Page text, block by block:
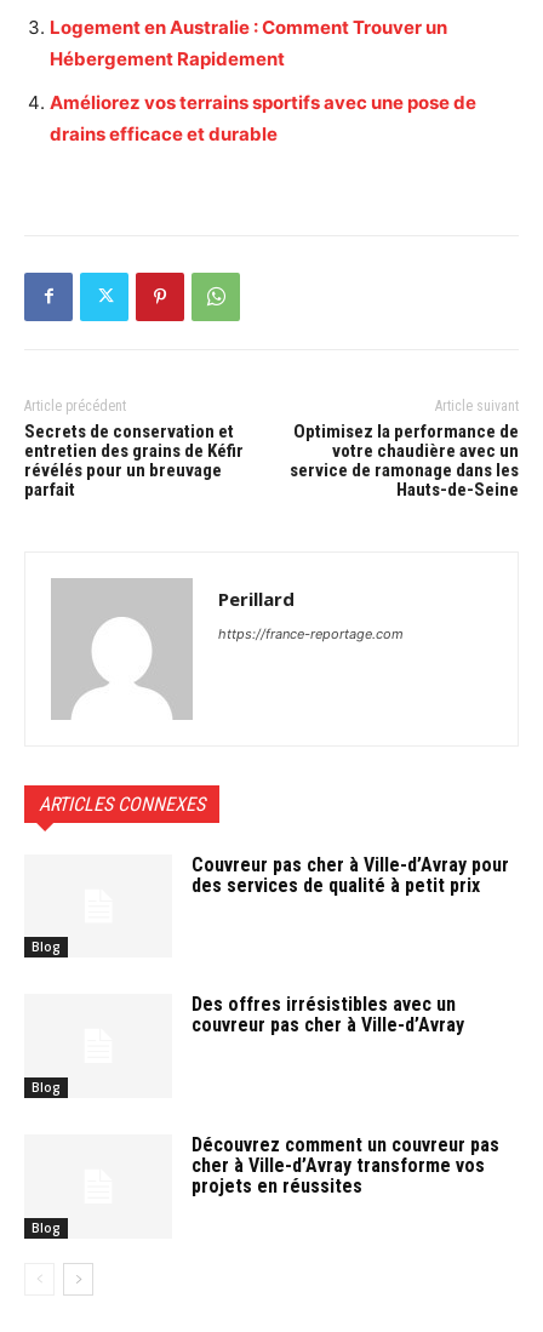
Logement en Australie : Comment Trouver un
Hébergement Rapidement
Améliorez vos terrains sportifs avec une pose de
drains efficace et durable
Article précédent
Secrets de conservation et
entretien des grains de Kéfir
révélés pour un breuvage
parfait
Article suivant
Optimisez la performance de
votre chaudière avec un
service de ramonage dans les
Hauts-de-Seine
Perillard
https://france-reportage.com
ARTICLES CONNEXES
Blog
Couvreur pas cher à Ville-d’Avray pour
des services de qualité à petit prix
Blog
Des offres irrésistibles avec un
couvreur pas cher à Ville-d’Avray
Blog
Découvrez comment un couvreur pas
cher à Ville-d’Avray transforme vos
projets en réussites